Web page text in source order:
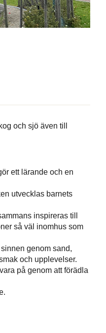
och sjö även till
ett lärande och en
utvecklas barnets
inspireras till
så väl inomhus som
genom sand,
och upplevelser.
på genom att förädla